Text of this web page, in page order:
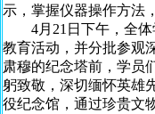
示，掌握仪器操作方法
4月21日下午，全体
教育活动，并分批参观
肃穆的纪念塔前，学员
躬致敬，深切缅怀英雄
役纪念馆，通过珍贵文